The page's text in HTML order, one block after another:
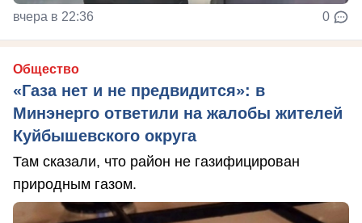
вчера в 22:36 0
Общество
«Газа нет и не предвидится»: в
Минэнерго ответили на жалобы жителей
Куйбышевского округа
Там сказали, что район не газифицирован
природным газом.